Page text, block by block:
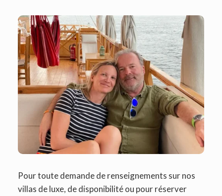
Pour toute demande de renseignements sur nos
villas de luxe, de disponibilité ou pour réserver